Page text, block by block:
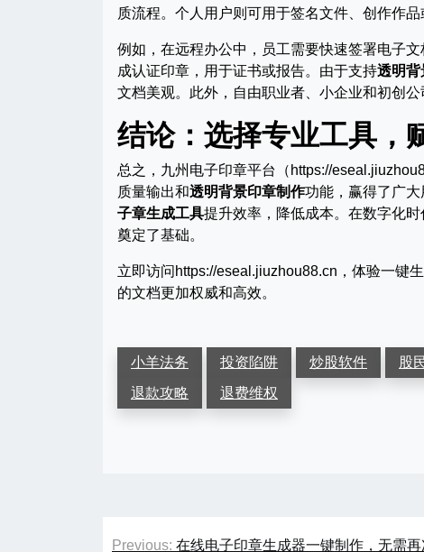
质流程。个人用户则可用于签名文件、创作作
例如，在远程办公中，员工需要快速签署电子文
成认证印章，用于证书或报告。由于支持透明背
文档美观。此外，自由职业者、小企业和初创
结论：选择专业工具，
总之，九州电子印章平台（https://
质量输出和透明背景印章制作功能，赢得了广
子章生成工具提升效率，降低成本。在数字化
奠定了基础。
立即访问https://eseal.jiuzhou88.cn，体验一键
的文档更加权威和高效。
小羊法务 投资陷阱 炒股软件 股
退款攻略
退费维权
文
Previous: 在线电子印章生成器一键制作，无需再